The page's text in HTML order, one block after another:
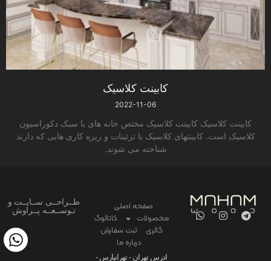
کابینت کلاسیک
2022-11-06
کابینت کلاسیک کابینت کلاسیک مختص خانه های با سبک دکوراسیون
کلاسیک است. کابینتهای کلاسیک با تزئینات و ریزه کاری هایی که دارند
شناخته می شوند.
صفحه اصلی
محصولات
کاتالوگ
گالری
ثبت سفارش
درباره ما
ادرس تهران - تهرانپارس -
طــراحــی ســایــت و
تـوســعــه پــراوش